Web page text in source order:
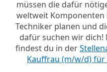
müssen die dafür
weltweit Komponenten
Techniker planen und
dafür suchen wir
findest du in der
Kauffrau (m/w/d) für